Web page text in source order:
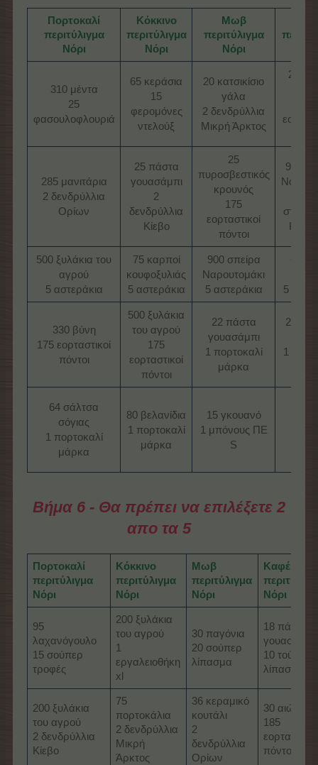
Πορτοκαλί
περιτύλιγμα
Νόρι
Κόκκινο
περιτύλιγμα
Νόρι
Μωβ
περιτύλιγμα
Νόρι
310 μέντα
25
φασουλοφλουριά
65 κεράσια
15
φερομόνες
ντελούξ
20 κατσικίσιο
γάλα
2 δενδρύλλια
Μικρή Άρκτος
2
285 μανιτάρια
2 δενδρύλλια
Ορίων
25 πάστα
γουασάμπι
2
δενδρύλλια
Κίεβο
25
πυροσβεστικός
κρουνός
175
εορταστικοί
πόντοι
900
500 ξυλάκια του
αγρού
5 αστεράκια
75 καρποί
κουφοξυλιάς
5 αστεράκια
900 σπείρα
Ναρουτομάκι
5 αστεράκια
5
330 βύνη
175 εορταστικοί
πόντοι
500 ξυλάκια
του αγρού
175
εορταστικοί
πόντοι
22 πάστα
γουασάμπι
1 πορτοκαλί
μάρκα
2
1
64 σάλτσα
σόγιας
1 πορτοκαλί
μάρκα
80 βελανίδια
1 πορτοκαλί
μάρκα
15 γκουανό
1 μπόνους ΠΕ
S
Βήμα 6 - Θα πρέπει να επιλέξετε 2
απο τα 5
Πορτοκαλί
περιτύλιγμα
Νόρι
Κόκκινο
περιτύλιγμα
Νόρι
Μωβ
περιτύλιγμα
Νόρι
Καφέ
Νόρι
95
λαχανόγουλο
15 σούπερ
τροφές
200 ξυλάκια
του αγρού
1
εργαλειοθήκη
xl
30 παγόνια
20 σούπερ
λίπασμα
18 πάστα
γουασάμπι
10
λίπασμα
200 ξυλάκια
του αγρού
2 δενδρύλλια
Κίεβο
75
πορτοκάλια
2 δενδρύλλια
Μικρή
Άρκτος
36 κεραμικό
κουτάλι
2
δενδρύλλια
Ορίων
30 αιώρες
185
εορταστικοί
πόντοι